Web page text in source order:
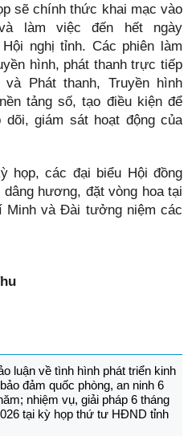
sẽ chính thức khai mạc vào
làm việc đến hết ngày
nghị tỉnh. Các phiên làm
hình, phát thanh trực tiếp
Phát thanh, Truyền hình
tảng số, tạo điều kiện để
giám sát hoạt động của
họp, các đại biểu Hội đồng
hương, đặt vòng hoa tại
Minh và Đài tưởng niệm các
luận về tình hình phát triển kinh
đảm quốc phòng, an ninh 6
nhiệm vụ, giải pháp 6 tháng
tại kỳ họp thứ tư HĐND tỉnh